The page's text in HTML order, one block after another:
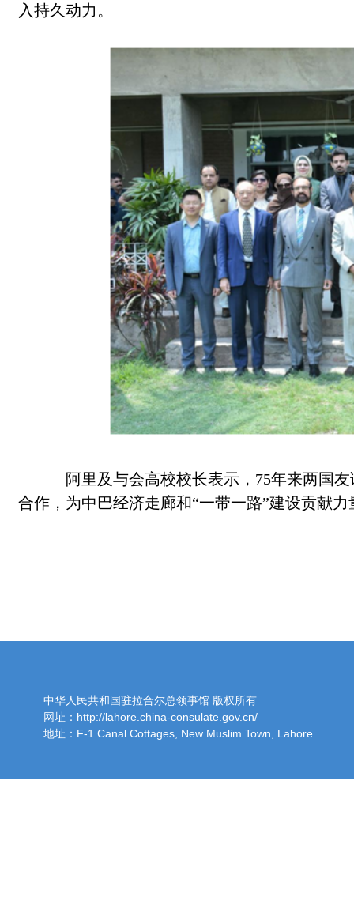
入持久动力。
阿里及与会高校校长表示，75年来两国友
合作，为中巴经济走廊和“一带一路”建设贡献力
中华人民共和国驻拉合尔总领事馆 版权所有
网址：http://lahore.china-consulate.gov.cn/
地址：F-1 Canal Cottages, New Muslim Town, Lahore